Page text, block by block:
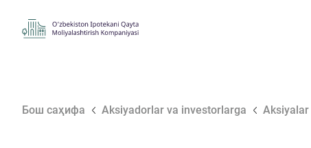
Бош саҳифа Aksiyadorlar va investorlarga Аksiyalar